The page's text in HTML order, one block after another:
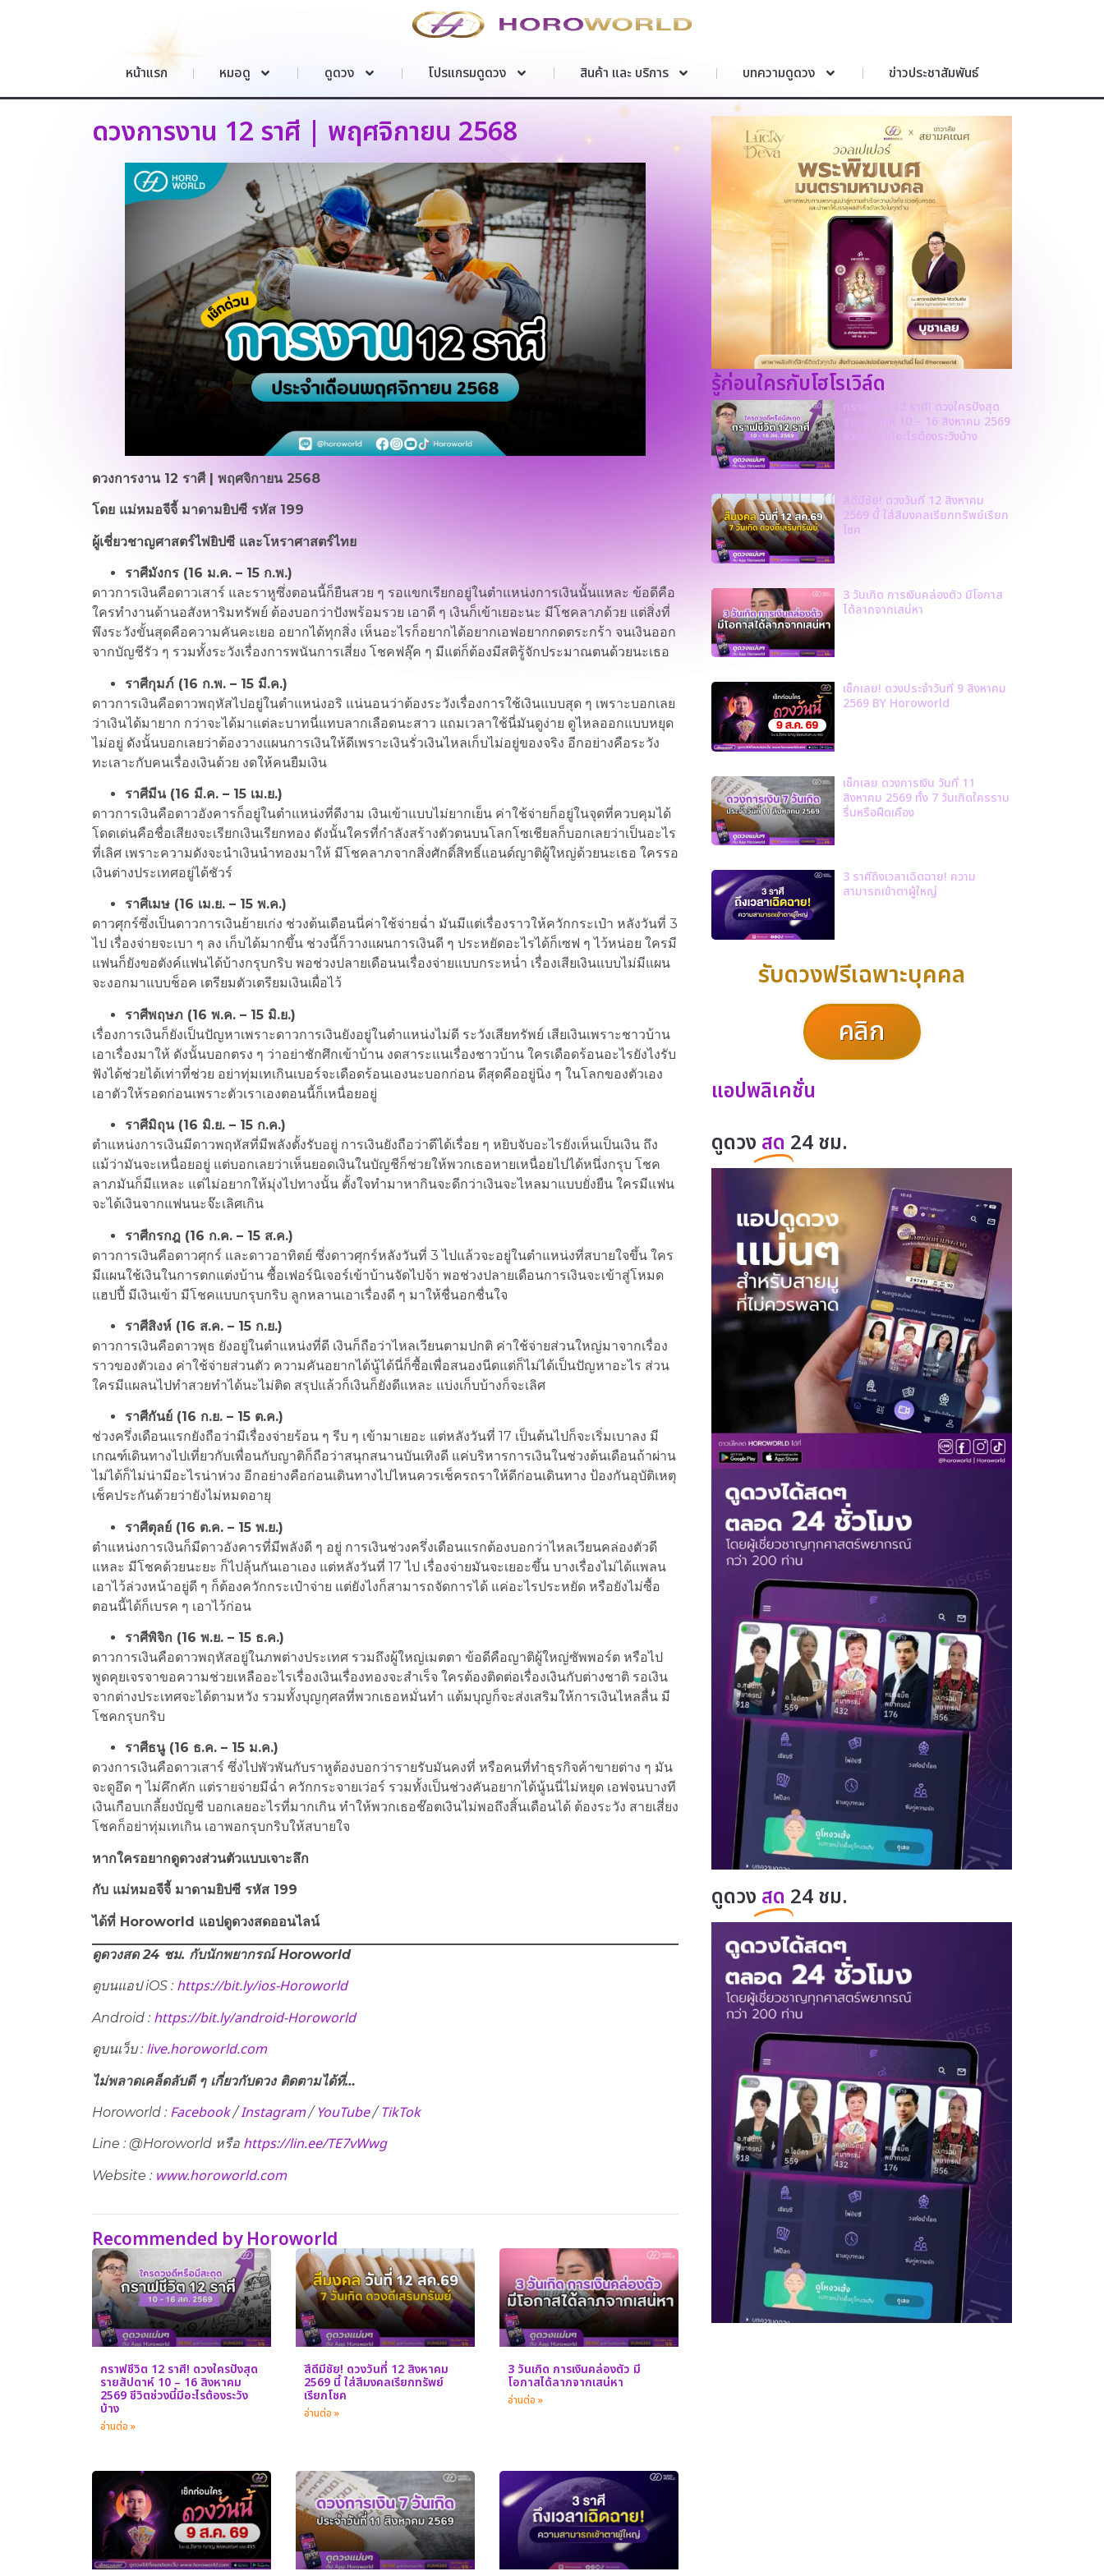
หน้าแรก หมอดู ดูดวง โปรแกรมดูดวง สินค้า และ บริการ บทความดูดวง ข่าวประชาสัมพันธ์
ดวงการงาน 12 ราศี | พฤศจิกายน 2568
ดวงการงาน 12 ราศี | พฤศจิกายน 2568
โดย แม่หมอจีจี้ มาดามยิปซี รหัส 199
ผู้เชี่ยวชาญศาสตร์ไพ่ยิปซี และโหราศาสตร์ไทย
ราศีมังกร (16 ม.ค. – 15 ก.พ.)
ดาวการเงินคือดาวเสาร์ และราหูซึ่งตอนนี้ก็ยืนสวย ๆ รอแขกเรียกอยู่ในตำแหน่งการเงินนั้นแหละ ข้อดีคือ
ใครทำงานด้านอสังหาริมทรัพย์ ต้องบอกว่าปังพร้อมรวย เอาดี ๆ เงินก็เข้าเยอะนะ มีโชคลาภด้วย แต่สิ่งที่
พึงระวังขั้นสุดคือความคันคะเยอ อยากได้ทุกสิ่ง เห็นอะไรก็อยากได้อยากเอฟอยากกดตระกร้า จนเงินออก
จากบัญชีรัว ๆ รวมทั้งระวังเรื่องการพนันการเสี่ยง โชคฟลุ๊ค ๆ มีแต่ก็ต้องมีสติรู้จักประมาณตนด้วยนะเธอ
ราศีกุมภ์ (16 ก.พ. – 15 มี.ค.)
ดาวการเงินคือดาวพฤหัสไปอยู่ในตำแหน่งอริ แน่นอนว่าต้องระวังเรื่องการใช้เงินแบบสุด ๆ เพราะบอกเลย
ว่าเงินได้มายาก กว่าจะได้มาแต่ละบาทนี่แทบลากเลือดนะสาว แถมเวลาใช้นี่มันดูง่าย ดูไหลออกแบบหยุด
ไม่อยู่ ดังนั้นบอกเลยว่าต้องวางแผนการเงินให้ดีเพราะเงินรั่วเงินไหลเก็บไม่อยู่ของจริง อีกอย่างคือระวัง
ทะเลาะกับคนเรื่องเงินด้วย งดให้คนยืมเงิน
ราศีมีน (16 มี.ค. – 15 เม.ย.)
ดาวการเงินคือดาวอังคารก็อยู่ในตำแหน่งที่ดีงาม เงินเข้าแบบไม่ยากเย็น ค่าใช้จ่ายก็อยู่ในจุดที่ควบคุมได้
โดดเด่นคือชื่อเสียงจะเรียกเงินเรียกทอง ดังนั้นใครที่กำลังสร้างตัวตนบนโลกโซเชียลก็บอกเลยว่าเป็นอะไร
ที่เลิศ เพราะความดังจะนำเงินนำทองมาให้ มีโชคลาภจากสิ่งศักดิ์สิทธิ์แอนด์ญาติผู้ใหญ่ด้วยนะเธอ ใครรอ
เงินต่างประเทศอยู่ได้ชัวร์
ราศีเมษ (16 เม.ย. – 15 พ.ค.)
ดาวศุกร์ซึ่งเป็นดาวการเงินย้ายเก่ง ช่วงต้นเดือนนี่ค่าใช้จ่ายฉ่ำ มันมีแต่เรื่องราวให้ควักกระเป๋า หลังวันที่ 3
ไป เรื่องจ่ายจะเบา ๆ ลง เก็บได้มากขึ้น ช่วงนี้ก็วางแผนการเงินดี ๆ ประหยัดอะไรได้ก็เซฟ ๆ ไว้หน่อย ใครมี
แฟนก็ยังขอตังค์แฟนได้บ้างกรุบกริบ พอช่วงปลายเดือนนเรื่องจ่ายแบบกระหน่ำ เรื่องเสียเงินแบบไม่มีแผน
จะงอกมาแบบช็อค เตรียมตัวเตรียมเงินเผื่อไว้
ราศีพฤษภ (16 พ.ค. – 15 มิ.ย.)
เรื่องการเงินก็ยังเป็นปัญหาเพราะดาวการเงินยังอยู่ในตำแหน่งไม่ดี ระวังเสียทรัพย์ เสียเงินเพราะชาวบ้าน
เอาเรื่องมาให้ ดังนั้นบอกตรง ๆ ว่าอย่าชักศึกเข้าบ้าน งดสาระแนเรื่องชาวบ้าน ใครเดือดร้อนอะไรยังไงรับ
ฟังได้ช่วยได้เท่าที่ช่วย อย่าทุ่มเทเกินเบอร์จะเดือดร้อนเองนะบอกก่อน ดีสุดคืออยู่นิ่ง ๆ ในโลกของตัวเอง
เอาตัวให้รอดก่อนเพราะตัวเราเองตอนนี้ก็เหนื่อยอยู่
ราศีมิถุน (16 มิ.ย. – 15 ก.ค.)
ตำแหน่งการเงินมีดาวพฤหัสที่มีพลังตั้งรับอยู่ การเงินยังถือว่าดีได้เรื่อย ๆ หยิบจับอะไรยังเห็นเป็นเงิน ถึง
แม้ว่ามันจะเหนื่อยอยู่ แต่บอกเลยว่าเห็นยอดเงินในบัญชีก็ช่วยให้พวกเธอหายเหนื่อยไปได้หนึ่งกรุบ โชค
ลาภมันก็มีแหละ แต่ไม่อยากให้มุ่งไปทางนั้น ตั้งใจทำมาหากินจะดีกว่าเงินจะไหลมาแบบยั่งยืน ใครมีแฟน
จะได้เงินจากแฟนนะจ๊ะเลิศเกิน
ราศีกรกฎ (16 ก.ค. – 15 ส.ค.)
ดาวการเงินคือดาวศุกร์ และดาวอาทิตย์ ซึ่งดาวศุกร์หลังวันที่ 3 ไปแล้วจะอยู่ในตำแหน่งที่สบายใจขึ้น ใคร
มีแผนใช้เงินในการตกแต่งบ้าน ซื้อเฟอร์นิเจอร์เข้าบ้านจัดไปจ้า พอช่วงปลายเดือนการเงินจะเข้าสู่โหมด
แฮปปี้ มีเงินเข้า มีโชคแบบกรุบกริบ ลูกหลานเอาเรื่องดี ๆ มาให้ชื่นอกชื่นใจ
ราศีสิงห์ (16 ส.ค. – 15 ก.ย.)
ดาวการเงินคือดาวพุธ ยังอยู่ในตำแหน่งที่ดี เงินก็ถือว่าไหลเวียนตามปกติ ค่าใช้จ่ายส่วนใหญ่มาจากเรื่อง
ราวของตัวเอง ค่าใช้จ่ายส่วนตัว ความคันอยากได้นู้ได้นี่ก็ซื้อเพื่อสนองนีดแต่ก็ไม่ได้เป็นปัญหาอะไร ส่วน
ใครมีแผลนไปทำสวยทำได้นะไม่ติด สรุปแล้วก็เงินก็ยังดีแหละ แบ่งเก็บบ้างก็จะเลิศ
ราศีกันย์ (16 ก.ย. – 15 ต.ค.)
ช่วงครึ่งเดือนแรกยังถือว่ามีเรื่องจ่ายร้อน ๆ รีบ ๆ เข้ามาเยอะ แต่หลังวันที่ 17 เป็นต้นไปก็จะเริ่มเบาลง มี
เกณฑ์เดินทางไปเที่ยวกับเพื่อนกับญาติก็ถือว่าสนุกสนานบันเทิงดี แค่บริหารการเงินในช่วงต้นเดือนถ้าผ่าน
ไม่ได้ก็ไม่น่ามีอะไรน่าห่วง อีกอย่างคือก่อนเดินทางไปไหนควรเช็ครถราให้ดีก่อนเดินทาง ป้องกันอุบัติเหตุ
เช็คประกันด้วยว่ายังไม่หมดอายุ
ราศีตุลย์ (16 ต.ค. – 15 พ.ย.)
ตำแหน่งการเงินก็มีดาวอังคารที่มีพลังดี ๆ อยู่ การเงินช่วงครึ่งเดือนแรกต้องบอกว่าไหลเวียนคล่องตัวดี
แหละ มีโชคด้วยนะยะ ก็ไปลุ้นกันเอาเอง แต่หลังวันที่ 17 ไป เรื่องจ่ายมันจะเยอะขึ้น บางเรื่องไม่ได้แพลน
เอาไว้ล่วงหน้าอยู่ดี ๆ ก็ต้องควักกระเป๋าจ่าย แต่ยังไงก็สามารถจัดการได้ แค่อะไรประหยัด หรือยังไม่ซื้อ
ตอนนี้ได้ก็เบรค ๆ เอาไว้ก่อน
ราศีพิจิก (16 พ.ย. – 15 ธ.ค.)
ดาวการเงินคือดาวพฤหัสอยู่ในภพต่างประเทศ รวมถึงผู้ใหญ่เมตตา ข้อดีคือญาติผู้ใหญ่ซัพพอร์ต หรือไป
พูดคุยเจรจาขอความช่วยเหลืออะไรเรื่องเงินเรื่องทองจะสำเร็จ ใครต้องติดต่อเรื่องเงินกับต่างชาติ รอเงิน
จากต่างประเทศจะได้ตามหวัง รวมทั้งบุญกุศลที่พวกเธอหมั่นทำ แต้มบุญก็จะส่งเสริมให้การเงินไหลลื่น มี
โชคกรุบกริบ
ราศีธนู (16 ธ.ค. – 15 ม.ค.)
ดวงการเงินคือดาวเสาร์ ซึ่งไปพัวพันกับราหูต้องบอกว่ารายรับมันคงที่ หรือคนที่ทำธุรกิจค้าขายต่าง ๆ มัน
จะดูอึด ๆ ไม่คึกคัก แต่รายจ่ายมีฉ่ำ ควักกระจายเว่อร์ รวมทั้งเป็นช่วงคันอยากได้นู้นนี่ไม่หยุด เอฟจนบางที
เงินเกือบเกลี้ยงบัญชี บอกเลยอะไรที่มากเกิน ทำให้พวกเธอช๊อตเงินไม่พอถึงสิ้นเดือนได้ ต้องระวัง สายเสี่ยง
โชคก็อย่าทุ่มเทเกิน เอาพอกรุบกริบให้สบายใจ
หากใครอยากดูดวงส่วนตัวแบบเจาะลึก
กับ แม่หมอจีจี้ มาดามยิปซี รหัส 199
ได้ที่ Horoworld แอปดูดวงสดออนไลน์
ดูดวงสด 24 ชม. กับนักพยากรณ์ Horoworld
ดูบนแอป iOS : https://bit.ly/ios-Horoworld
Android : https://bit.ly/android-Horoworld
ดูบนเว็บ​ : live.horoworld.com
ไม่พลาดเคล็ดลับดี ๆ เกี่ยวกับดวง ติดตามได้ที่…
Horoworld : Facebook/Instagram/ YouTube/ TikTok
Line : @Horoworld หรือ https://lin.ee/TE7vWwg
Website : www.horoworld.com
Recommended by Horoworld
กราฟชีวิต 12 ราศี! ดวงใครปังสุด
รายสัปดาห์ 10 – 16 สิงหาคม
2569 ชีวิตช่วงนี้มีอะไรต้องระวัง
บ้าง
อ่านต่อ »
สีดีมีชัย! ดวงวันที่ 12 สิงหาคม
2569 นี้ ใส่สีมงคลเรียกทรัพย์
เรียกโชค
อ่านต่อ »
3 วันเกิด การเงินคล่องตัว มี
โอกาสได้ลาภจากเสน่หา
อ่านต่อ »
รู้ก่อนใครกับโฮโรเวิล์ด
กราฟชีวิต 12 ราศี! ดวงใครปังสุด
รายสัปดาห์ 10 – 16 สิงหาคม 2569
ชีวิตช่วงนี้มีอะไรต้องระวังบ้าง
สีดีมีชัย! ดวงวันที่ 12 สิงหาคม
2569 นี้ ใส่สีมงคลเรียกทรัพย์เรียก
โชค
3 วันเกิด การเงินคล่องตัว มีโอกาส
ได้ลาภจากเสน่หา
เช็กเลย! ดวงประจำวันที่ 9 สิงหาคม
2569 BY Horoworld
เช็กเลย ดวงการเงิน วันที่ 11
สิงหาคม 2569 ทั้ง 7 วันเกิดใครราบ
รื่นหรือฝืดเคือง
3 ราศีถึงเวลาเฉิดฉาย! ความ
สามารถเข้าตาผู้ใหญ่
รับดวงฟรีเฉพาะบุคคล
คลิก
แอปพลิเคชั่น
ดูดวง สด 24 ชม.
ดูดวง สด 24 ชม.